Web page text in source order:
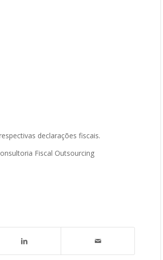
declarações fiscais.
Fiscal Outsourcing